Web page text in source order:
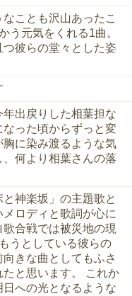
ことも沢山あったこ
う元気をくれる1曲。
つ彼らの堂々とした姿
出戻りした相葉担な
った頃からずっと変
に染み渡るような気
何より相葉さんの落
神楽坂」の主題歌と
ロディと歌詞が心に
合戦では被災地の現
うとしている彼らの
きな曲としてもふさ
と思います。 これか
への光となるような